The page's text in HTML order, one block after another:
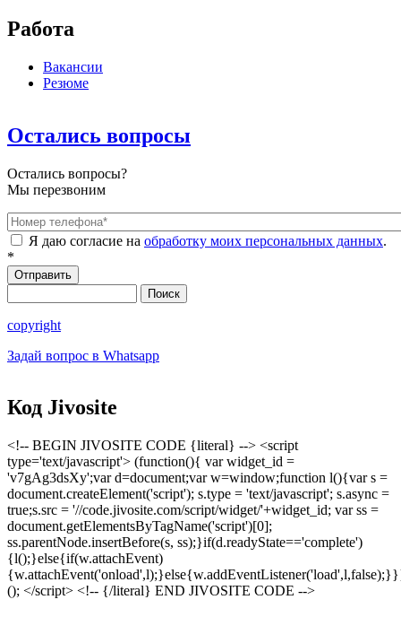
Работа
Вакансии
Резюме
Остались вопросы
Остались вопросы?
Мы перезвоним
Номер телефона
Я даю согласие на обработку моих персональных данных.
*
copyright
Задай вопрос в Whatsapp
Код Jivosite
<!-- BEGIN JIVOSITE CODE {literal} --> <script
type='text/javascript'> (function(){ var widget_id =
'v7gAg3dsXy';var d=document;var w=window;function l(){var s =
document.createElement('script'); s.type = 'text/javascript'; s.async =
true;s.src = '//code.jivosite.com/script/widget/'+widget_id; var ss =
document.getElementsByTagName('script')[0];
ss.parentNode.insertBefore(s, ss);}if(d.readyState=='complete')
{l();}else{if(w.attachEvent)
(); </script> <!-- {/literal} END JIVOSITE CODE -->